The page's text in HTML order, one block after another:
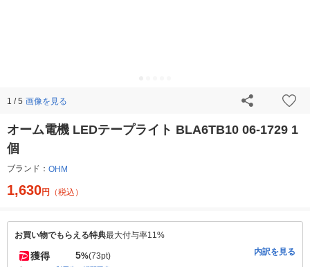
1 / 5 画像を見る
オーム電機 LEDテープライト BLA6TB10 06-1729 1
個
ブランド： OHM
1,630円 （税込）
お買い物でもらえる特典最大付与率11%
獲得 5%(73pt) 内訳を見る